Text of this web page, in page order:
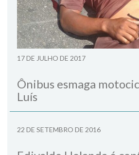
17 DE JULHO DE 2017
Ônibus esmaga
Luís
22 DE SETEMBRO DE 2016